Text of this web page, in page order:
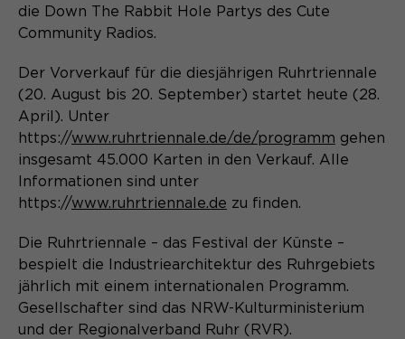
Anbieter Sgalinski
Zweck
Speichert den Zustimmungsstatus des
aktuellen Domäne.
die Down The Rabbit Hole Partys des Cute
Community Radios.
Der Vorverkauf für die diesjährigen Ruhrtriennale
(20. August bis 20. September) startet heute (28.
April). Unter
https://www.ruhrtriennale.de/de/programm gehen
insgesamt 45.000 Karten in den Verkauf. Alle
Informationen sind unter
https://www.ruhrtriennale.de zu finden.
Die Ruhrtriennale – das Festival der Künste –
bespielt die Industriearchitektur des Ruhrgebiets
jährlich mit einem internationalen Programm.
Gesellschafter sind das NRW-Kulturministerium
und der Regionalverband Ruhr (RVR).